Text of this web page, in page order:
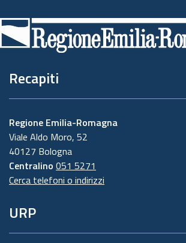
di
pagina
Recapiti
Regione Emilia-Romagna
Viale Aldo Moro, 52
40127 Bologna
Centralino 051 5271
Cerca telefoni o indirizzi
URP